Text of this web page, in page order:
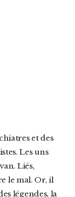
et des
. Les uns
. Liés,
le mal. Or, il
légendes, la